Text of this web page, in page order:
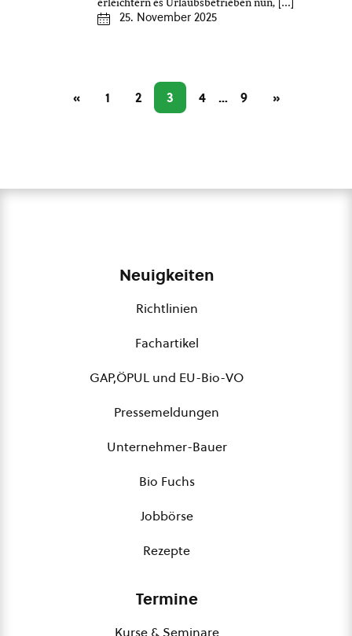
erleichtern es Urlaubsbetrieben nun, […]
25. November 2025
« 1 2 3 4 … 9 »
Neuigkeiten
Richtlinien
Fachartikel
GAP,ÖPUL und EU-Bio-VO
Pressemeldungen
Unternehmer-Bauer
Bio Fuchs
Jobbörse
Rezepte
Termine
Kurse & Seminare